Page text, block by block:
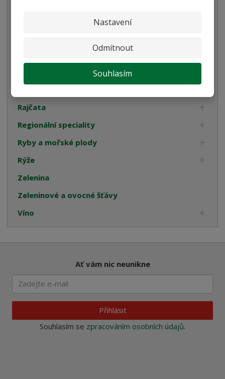
Nastavení
Odmítnout
Souhlasím
Rajčata
Regionální speciality
Ryby a mořské plody
Rýže
Zelenina
Zeleninové a ovocné šťávy
Víno
Ať vám nic neunikne
Přihlásit
Souhlasím se zpracováním osobních údajů.